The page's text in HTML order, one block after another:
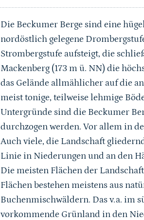
Die Beckumer Berge sind eine
nordöstlich gelegene
Strombergstufe aufsteigt, die
Mackenberg (173 m ü. NN) die
das Gelände allmählicher auf die
meist tonige, teilweise lehmige
Untergründe sind die Beckumer
durchzogen werden. Vor allem in
Auch viele, die Landschaft
Linie in Niederungen und an den
Die meisten Flächen der
Flächen bestehen meistens aus
Buchenmischwäldern. Das v.a. im
vorkommende Grünland in den